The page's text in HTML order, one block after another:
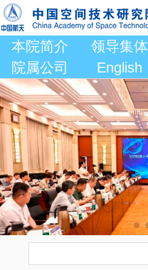
本院简介 领导集体
院属公司
English